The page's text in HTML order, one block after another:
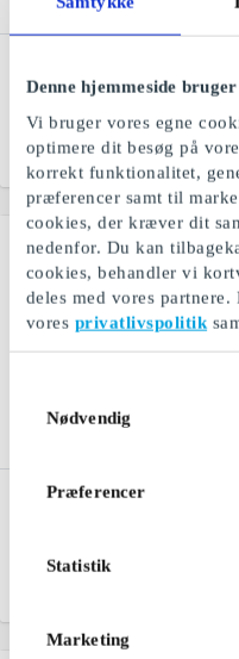
Denne hjemmeside
Vi bruger vores egne
optimere dit besøg på
korrekt funktionalitet,
præferencer samt til
cookies, der kræver dit
nedenfor. Du kan
cookies, behandler vi
deles med vores partnere.
vores privatlivspolitik
Nødvendig
Præferencer
Statistik
Marketing
Hjemmelavet is af de
bedste råvarer
Fra 50 kr.
NAME IT DK Gavekort